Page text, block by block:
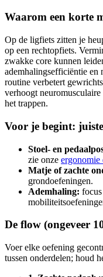
Waarom een korte
Op de ligfiets zitten je
op een rechtopfiets.
zwakke core kunnen
ademhalingsefficiëntie en
routine verbetert
verhoogt
het trappen.
Voor je begint:
Stoel- en
zie onze ergonomie
Matje of zachte
grondoefeningen.
Ademhaling:
De flow (ongeveer
Voer elke oefening
tussen onderdelen; houd